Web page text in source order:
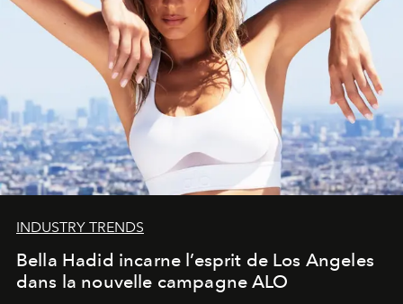
INDUSTRY TRENDS
Bella Hadid incarne l’esprit de Los Angeles
dans la nouvelle campagne ALO